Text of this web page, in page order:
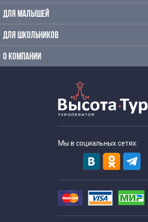
Тематические экскурсии для
Экскурсии выходного дня для
Интересные экскурсии в Москве
Интерактивные экскурсии по
Исторические экскурсии по
Комбинированные экскурсии
Необычные экскурсии по
Обзорные экскурсии по
ДЛЯ МАЛЫШЕЙ
ДЛЯ ШКОЛЬНИКОВ
О КОМПАНИИ
Мы в социальных сетях: